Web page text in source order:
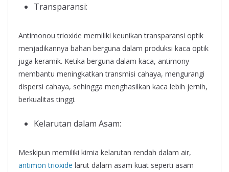
Transparansi:
Antimonou trioxide memiliki keunikan transparansi optik
menjadikannya bahan berguna dalam produksi kaca optik
juga keramik. Ketika berguna dalam kaca, antimony
membantu meningkatkan transmisi cahaya, mengurangi
dispersi cahaya, sehingga menghasilkan kaca lebih jernih,
berkualitas tinggi.
Kelarutan dalam Asam:
Meskipun memiliki kimia kelarutan rendah dalam air,
antimon trioxide larut dalam asam kuat seperti asam